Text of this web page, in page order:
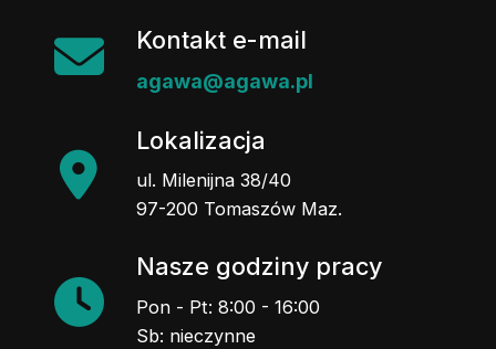
Kontakt e-mail
agawa@agawa.pl
Lokalizacja
ul. Milenijna 38/40
97-200 Tomaszów Maz.
Nasze godziny pracy
Pon - Pt: 8:00 - 16:00
Sb: nieczynne